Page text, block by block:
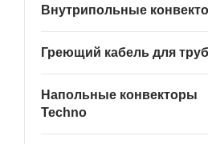
Внутрипольные
Греющий кабель для труб
Напольные конвекторы
Techno